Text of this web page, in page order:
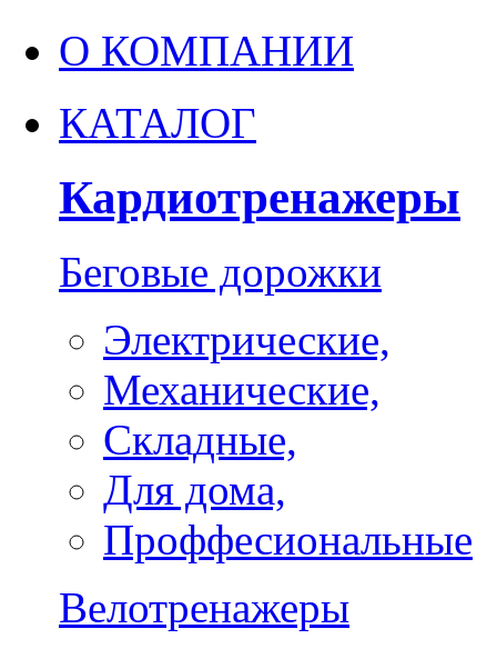
О КОМПАНИИ
КАТАЛОГ
Кардиотренажеры
Беговые дорожки
Электрические,
Механические,
Складные,
Для дома,
Проффесиональные
Велотренажеры